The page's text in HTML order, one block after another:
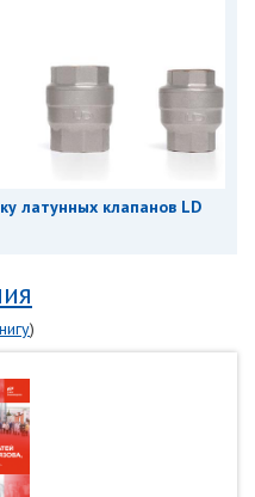
латунных клапанов LD
)